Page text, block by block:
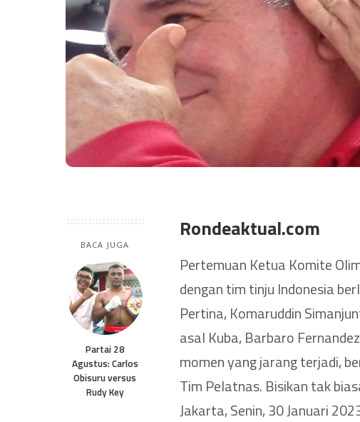
BACA JUGA
Partai 28
Agustus: Carlos
Obisuru versus
Rudy Key
Rondeaktual.com
Pertemuan Ketua Komite
dengan tim tinju Indonesia
Pertina, Komaruddin
asal Kuba, Barbaro
momen yang jarang terjadi,
Tim Pelatnas. Bisikan tak
Jakarta, Senin, 30 Januari